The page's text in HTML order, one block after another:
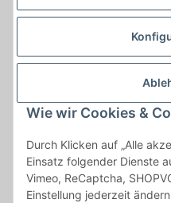
Wie wir Cookies &
Durch Klicken auf „Alle
Einsatz folgender Dienste
Vimeo, ReCaptcha,
Einstellung jederzeit
* * Lieferzeiten gelten ab